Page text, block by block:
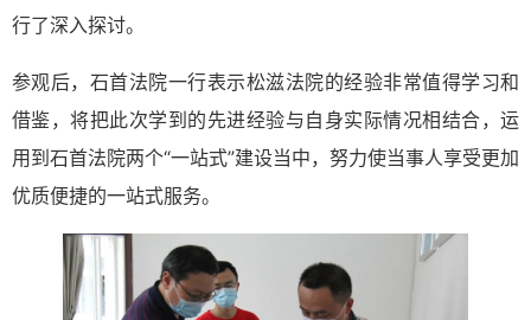
行了深入探讨。
参观后，石首法院一行表示松滋法院的经验非常值得学习和
借鉴，将把此次学到的先进经验与自身实际情况相结合，运
用到石首法院两个“一站式”建设当中，努力使当事人享受更加
优质便捷的一站式服务。